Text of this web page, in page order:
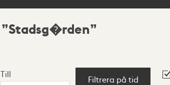
Stadsg�rden
Till
Filtrera på tid